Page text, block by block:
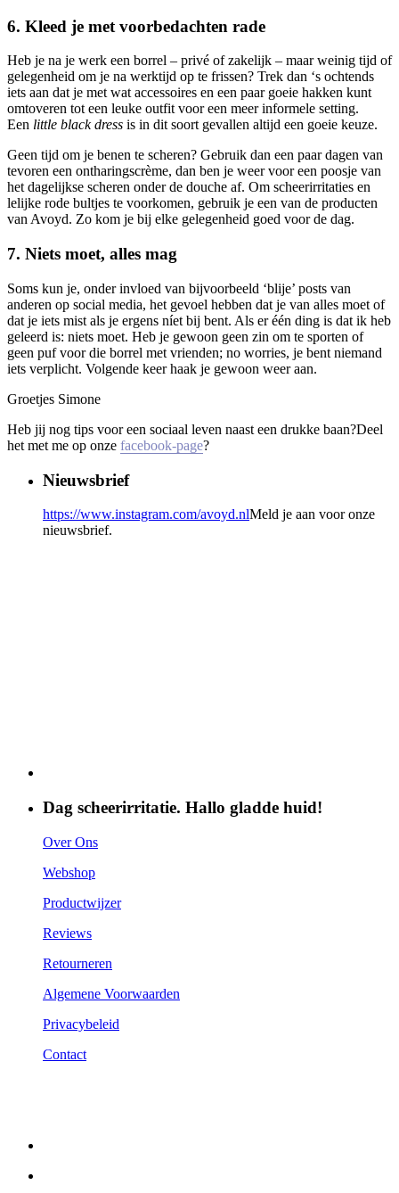
6. Kleed je met voorbedachten rade
Heb je na je werk een borrel – privé of zakelijk – maar weinig tijd of
gelegenheid om je na werktijd op te frissen? Trek dan ‘s ochtends
iets aan dat je met wat accessoires en een paar goeie hakken kunt
omtoveren tot een leuke outfit voor een meer informele setting.
Een little black dress is in dit soort gevallen altijd een goeie keuze.
Geen tijd om je benen te scheren? Gebruik dan een paar dagen van
tevoren een ontharingscrème, dan ben je weer voor een poosje van
het dagelijkse scheren onder de douche af. Om scheerirritaties en
lelijke rode bultjes te voorkomen, gebruik je een van de producten
van Avoyd. Zo kom je bij elke gelegenheid goed voor de dag.
7. Niets moet, alles mag
Soms kun je, onder invloed van bijvoorbeeld ‘blije’ posts van
anderen op social media, het gevoel hebben dat je van alles moet of
dat je iets mist als je ergens níet bij bent. Als er één ding is dat ik heb
geleerd is: niets moet. Heb je gewoon geen zin om te sporten of
geen puf voor die borrel met vrienden; no worries, je bent niemand
iets verplicht. Volgende keer haak je gewoon weer aan.
Groetjes Simone
Heb jij nog tips voor een sociaal leven naast een drukke baan?Deel
het met me op onze facebook-page?
Nieuwsbrief
https://www.instagram.com/avoyd.nlMeld je aan voor onze
nieuwsbrief.
Dag scheerirritatie. Hallo gladde huid!
Over Ons
Webshop
Productwijzer
Reviews
Retourneren
Algemene Voorwaarden
Privacybeleid
Contact